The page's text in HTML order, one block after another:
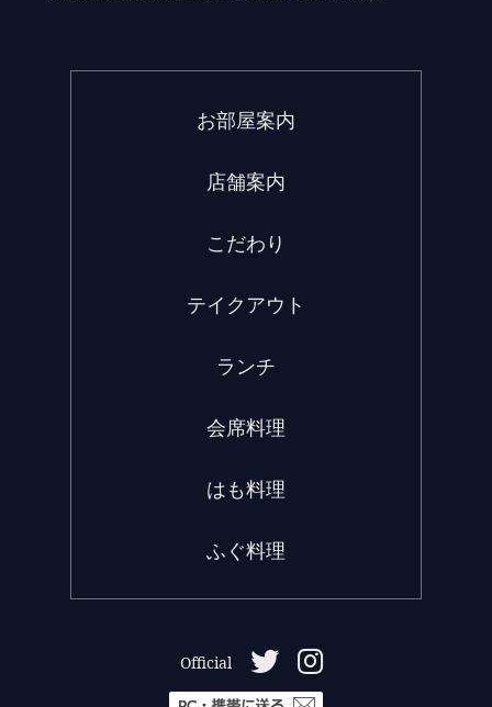
お部屋案内
店舗案内
こだわり
テイクアウト
ランチ
会席料理
はも料理
ふぐ料理
Official